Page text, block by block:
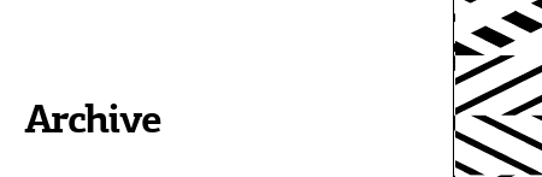
Archive